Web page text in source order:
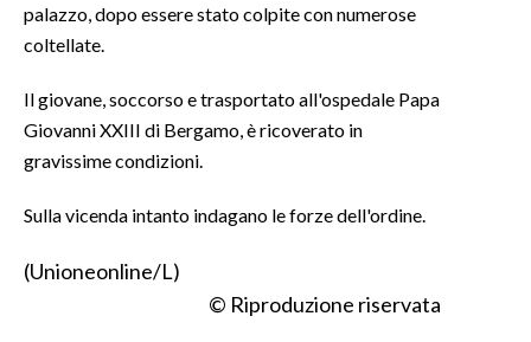
NOTIZIE
#CARAUNIONE
3 MINUTI CON
INFO AZIENDE
palazzo, dopo essere stato colpite con numerose
coltellate.
Il giovane, soccorso e trasportato all'ospedale Papa
Giovanni XXIII di Bergamo, è ricoverato in
gravissime condizioni.
Sulla vicenda intanto indagano le forze dell'ordine.
(Unioneonline/L)
© Riproduzione riservata